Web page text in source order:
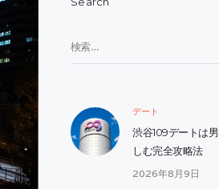
索:
デート
渋谷109デートは
しむ完全攻略法
2026年8月9日